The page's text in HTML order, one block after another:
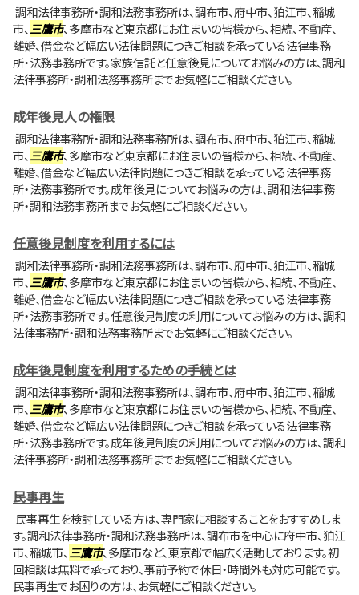
調和法律事務所・調和法務事務所は、調布市、府中市、狛江市、稲城
市、三鷹市、多摩市など東京都にお住まいの皆様から、相続、不動産、
離婚、借金など幅広い法律問題につきご相談を承っている法律事務
所・法務事務所です。家族信託と任意後見についてお悩みの方は、調和
法律事務所・調和法務事務所までお気軽にご相談ください。
成年後見人の権限
調和法律事務所・調和法務事務所は、調布市、府中市、狛江市、稲城
市、三鷹市、多摩市など東京都にお住まいの皆様から、相続、不動産、
離婚、借金など幅広い法律問題につきご相談を承っている法律事務
所・法務事務所です。成年後見についてお悩みの方は、調和法律事務
所・調和法務事務所までお気軽にご相談ください。
任意後見制度を利用するには
調和法律事務所・調和法務事務所は、調布市、府中市、狛江市、稲城
市、三鷹市、多摩市など東京都にお住まいの皆様から、相続、不動産、
離婚、借金など幅広い法律問題につきご相談を承っている法律事務
所・法務事務所です。任意後見制度の利用についてお悩みの方は、調和
法律事務所・調和法務事務所までお気軽にご相談ください。
成年後見制度を利用するための手続とは
調和法律事務所・調和法務事務所は、調布市、府中市、狛江市、稲城
市、三鷹市、多摩市など東京都にお住まいの皆様から、相続、不動産、
離婚、借金など幅広い法律問題につきご相談を承っている法律事務
所・法務事務所です。成年後見制度の利用についてお悩みの方は、調和
法律事務所・調和法務事務所までお気軽にご相談ください。
民事再生
民事再生を検討している方は、専門家に相談することをおすすめしま
す。調和法律事務所・調和法務事務所は、調布市を中心に府中市、狛江
市、稲城市、三鷹市、多摩市など、東京都で幅広く活動しております。初
回相談は無料で承っており、事前予約で休日・時間外も対応可能です。
民事再生でお困りの方は、お気軽にご相談ください。